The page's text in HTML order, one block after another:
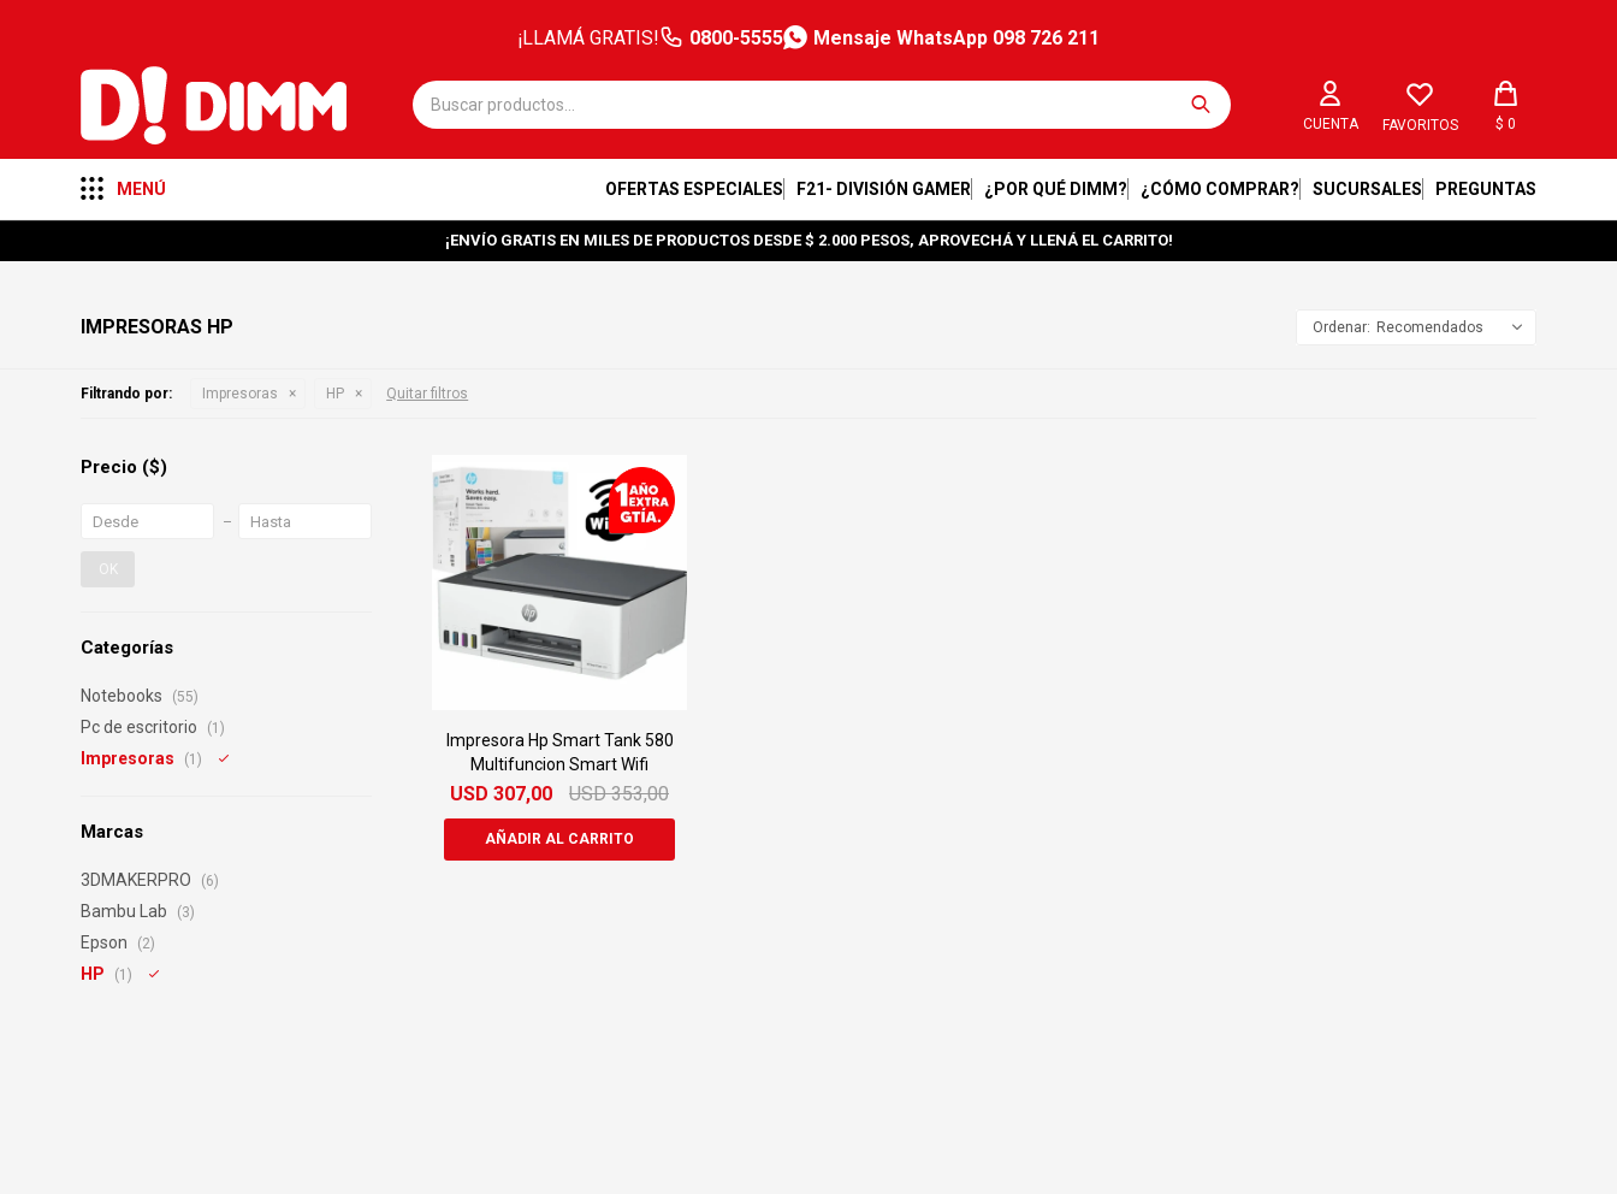
¡LLAMÁ GRATIS! 0800-5555 Mensaje WhatsApp 098 726 211
MENÚ OFERTAS ESPECIALES F21- DIVISIÓN GAMER ¿POR QUÉ DIMM? ¿CÓMO COMPRAR? SUCURSALES PREGUNTAS
FAVORITOS $ 0
¡ENVÍO GRATIS EN MILES DE PRODUCTOS DESDE $ 2.000 PESOS, APROVECHÁ Y LLENÁ EL CARRITO!
IMPRESORAS HP Recomendados
Filtrando por: Impresoras HP Quitar filtros
Categorías
Notebooks (55)
Pc de escritorio (1)
Impresoras (1)
Marcas
3DMAKERPRO (6)
Bambu Lab (3)
Epson (2)
HP (1)
Precio ($)
OK
Impresora Hp Smart Tank 580
Multifuncion Smart Wifi
USD 307,00 USD 353,00